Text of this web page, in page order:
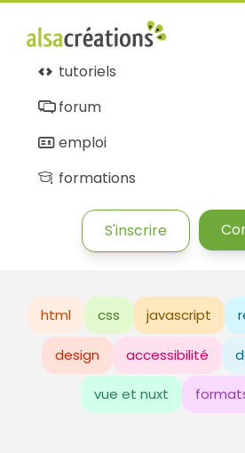
tutoriels
forum
emploi
formations
S'inscrire
html css javascript
design accessibilité
vue et nuxt